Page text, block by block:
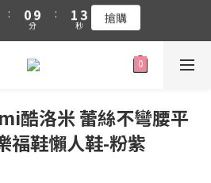
市88折+滿件贈零錢包(隨機)
8
7
5
2
1
0
分
02
1
秒
市88折+滿件贈零錢包(隨機)
酷洛米 蕾絲不彎腰平
福鞋懶人鞋-粉紫